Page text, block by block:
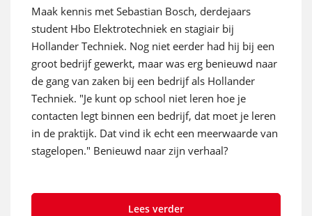
Maak kennis met Sebastian Bosch, derdejaars
student Hbo Elektrotechniek en stagiair bij
Hollander Techniek. Nog niet eerder had hij bij een
groot bedrijf gewerkt, maar was erg benieuwd naar
de gang van zaken bij een bedrijf als Hollander
Techniek. "Je kunt op school niet leren hoe je
contacten legt binnen een bedrijf, dat moet je leren
in de praktijk. Dat vind ik echt een meerwaarde van
stagelopen." Benieuwd naar zijn verhaal?
Lees verder